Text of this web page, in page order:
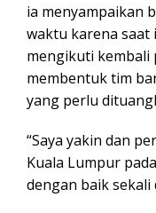
ia menyampaikan
waktu karena saat
mengikuti kembali
membentuk tim
yang perlu
“Saya yakin dan
Kuala Lumpur
dengan baik sekali